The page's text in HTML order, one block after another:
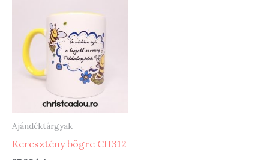
Ajándéktárgyak
Keresztény bögre CH312